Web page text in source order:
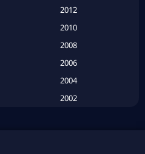
2012
2010
2008
2006
2004
2002